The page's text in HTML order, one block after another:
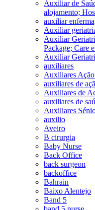
Auxiliar de
alojamento;
auxiliar
Auxiliar
Auxiliar
Package; Care
Auxiliar
auxiliares
Auxiliares
auxiliares de
Auxiliares de
auxiliares de
Auxiliares
auxilio
Aveiro
B cirurgia
Baby Nurse
Back Office
back surgeon
backoffice
Bahrain
Baixo Alentejo
Band 5